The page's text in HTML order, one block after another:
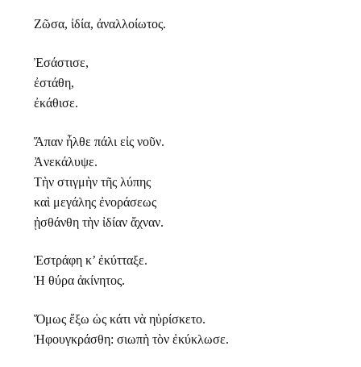
Ζῶσα, ἰδία, ἀναλλοίωτος.
Ἐσάστισε,
ἐστάθη,
ἐκάθισε.
Ἅπαν ἦλθε πάλι εἰς νοῦν.
Ἀνεκάλυψε.
Τὴν στιγμὴν τῆς λύπης
καὶ μεγάλης ἐνοράσεως
ᾐσθάνθη τὴν ἰδίαν ἄχναν.
Ἐστράφη κ’ ἐκύτταξε.
Ἡ θύρα ἀκίνητος.
Ὅμως ἔξω ὡς κάτι νὰ ηὑρίσκετο.
Ἠφουγκράσθη: σιωπὴ τὸν ἐκύκλωσε.